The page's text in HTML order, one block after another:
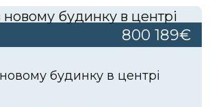
800 189€
будинку в центрі